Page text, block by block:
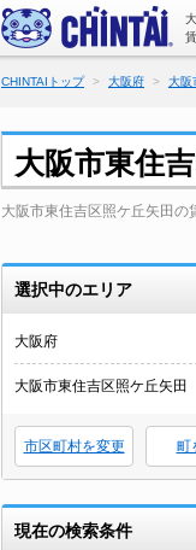
CHINTAIトップ 大阪府 大阪
大阪市東住
大阪市東住吉区照ケ丘矢田の
選択中のエリア
大阪府
大阪市東住吉区照ケ丘矢田
市区町村を変更 町
現在の検索条件